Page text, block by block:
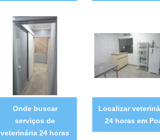
Onde buscar
serviços de
veterinária 24 horas
Localizar
24 horas em